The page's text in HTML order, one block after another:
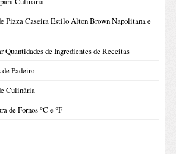
Pizza Caseira Estilo Alton Brown Napolitana e
Quantidades de Ingredientes de Receitas
Padeiro
Culinária
de Fornos °C e °F